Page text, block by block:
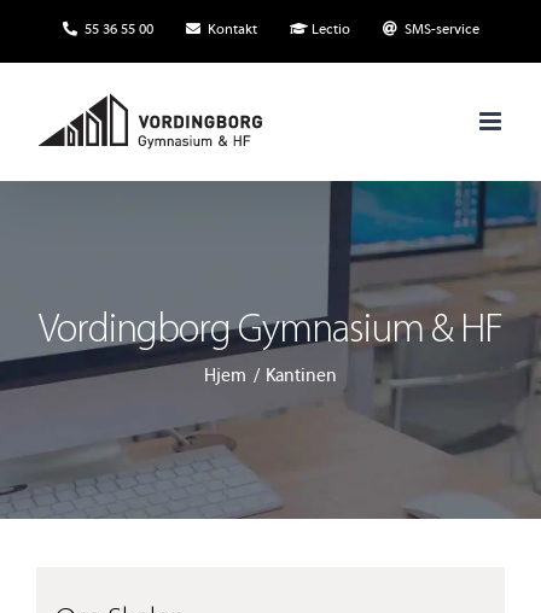
55 36 55 00 Kontakt Lectio SMS-service
Vordingborg Gymnasium & HF
Hjem Kantinen